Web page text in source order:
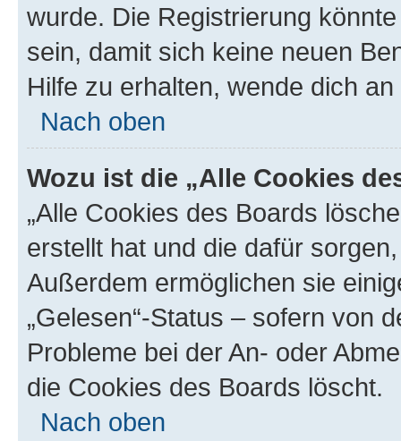
wurde. Die Registrierung
sein, damit sich keine neuen
Hilfe zu erhalten, wende dich
Nach oben
Wozu ist die „Alle Cookies
„Alle Cookies des Boards
erstellt hat und die dafür
Außerdem ermöglichen sie
„Gelesen“-Status – sofern von
Probleme bei der An- oder
die Cookies des Boards löscht.
Nach oben